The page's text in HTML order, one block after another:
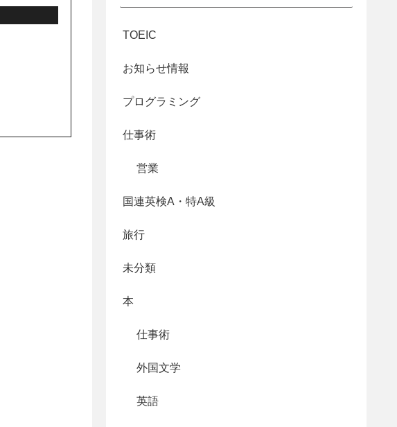
TOEIC
お知らせ情報
プログラミング
仕事術
営業
国連英検A・特A級
旅行
未分類
本
仕事術
外国文学
英語